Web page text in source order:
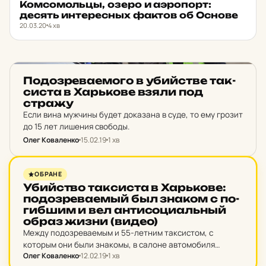
ІСТОРИЧНИЙ ХАРКІВ
Ком­со­мольцы, озеро и аэ­ро­порт:
десять ин­те­ресных фактов об Основе
20.03.20 4 хв
По­доз­ре­ва­е­мо­го в убий­стве так­
сис­та в Харь­ко­ве взяли под
стражу
Если вина мужчины будет доказана в суде, то ему грозит
до 15 лет лишения свободы.
Олег Коваленко15.02.191 хв
НОВИНИ ХАРКОВА
ОБРАНЕ
Убий­ство так­сис­та в Харь­ко­ве:
по­доз­ре­ва­емый был знаком с по­
гиб­шим и вел ан­ти­со­ци­альный
образ жизни (видео)
Между подозреваемым и 55-летним таксистом, с
которым они были знакомы, в салоне автомобиля
возник конфликт. Спорили на тему антисоциального
Олег Коваленко12.02.191 хв